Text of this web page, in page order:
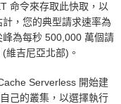
命令來存取此快取，以
，您的典型請求速率為
為每秒 500,000 萬個請
維吉尼亞北部)。
Serverless 開始建
己的叢集，以選擇執行